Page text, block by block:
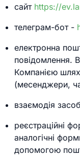
сайт https://
телеграм-бот -
електронна
повідомлення.
Компанією
(месенджери,
взаємодія
реєстраційні
аналогічні
допомогою